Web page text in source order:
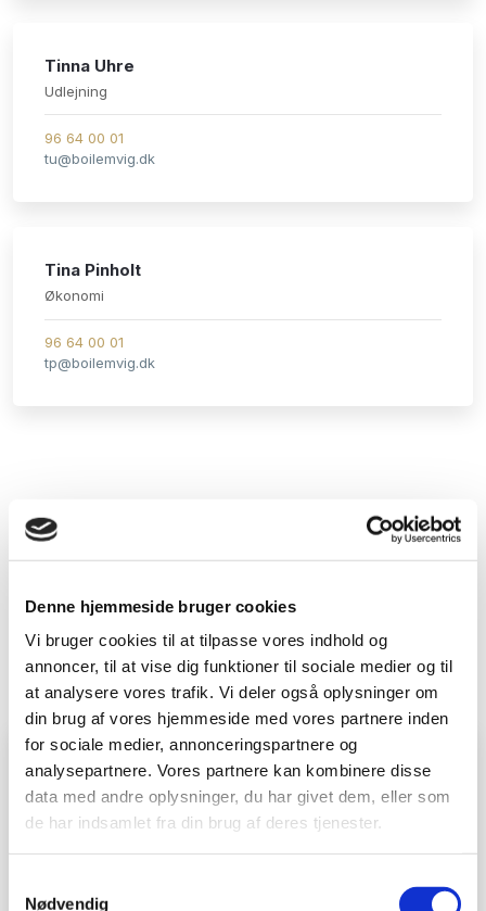
Denne hjemmeside bruger cookies
Vi bruger cookies til at tilpasse vores indhold og
annoncer, til at vise dig funktioner til sociale medier og til
at analysere vores trafik. Vi deler også oplysninger om
din brug af vores hjemmeside med vores partnere inden
for sociale medier, annonceringspartnere og
analysepartnere. Vores partnere kan kombinere disse
data med andre oplysninger, du har givet dem, eller som
de har indsamlet fra din brug af deres tjenester.
Nødvendig
Tinna Uhre​
Udlejning
96 64 00 01
tu@boilemvig.dk
Tina Pinholt
​​Økonomi
96 64 00 01
tp@boilemvig.dk
​Viceværterne
hverdage mellem 7.00 - 9.00​
​ vice@boilemvig.dk​​
Bo Borg
Vicevært
Skolevej 3